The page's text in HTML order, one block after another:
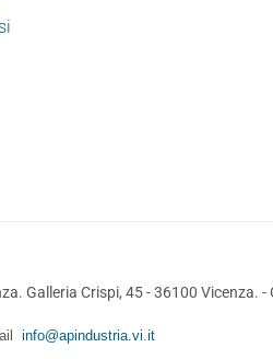
Galleria Crispi, 45 - 36100 Vicenza. -
info@apindustria.vi.it